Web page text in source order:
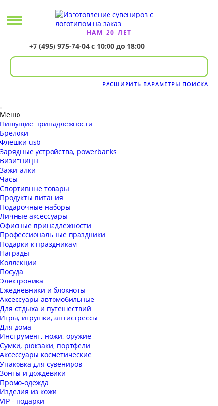
НАМ 20 ЛЕТ
+7 (495) 975-74-04 с 10:00 до 18:00
РАСШИРИТЬ ПАРАМЕТРЫ ПОИСКА
Меню
Пишущие принадлежности
Брелоки
Флешки usb
Зарядные устройства, powerbanks
Визитницы
Зажигалки
Часы
Спортивные товары
Продукты питания
Подарочные наборы
Личные аксессуары
Офисные принадлежности
Профессиональные праздники
Подарки к праздникам
Награды
Коллекции
Посуда
Электроника
Ежедневники и блокноты
Аксессуары автомобильные
Для отдыха и путешествий
Игры, игрушки, антистрессы
Для дома
Инструмент, ножи, оружие
Сумки, рюкзаки, портфели
Аксессуары косметические
Упаковка для сувениров
Зонты и дождевики
Промо-одежда
Изделия из кожи
VIP - подарки